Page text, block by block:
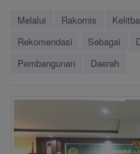
Melalui Rakornis
Rekomendasi
Sebagai
Pembangunan
Daerah